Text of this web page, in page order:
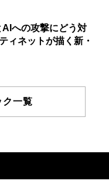
への攻撃にどう対
ネットが描く新・
ク一覧